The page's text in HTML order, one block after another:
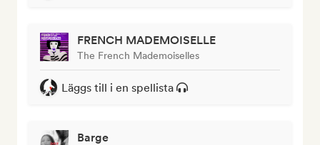
FRENCH MADEMOISELLE
The French Mademoiselles
Läggs till i en spellista
Barge